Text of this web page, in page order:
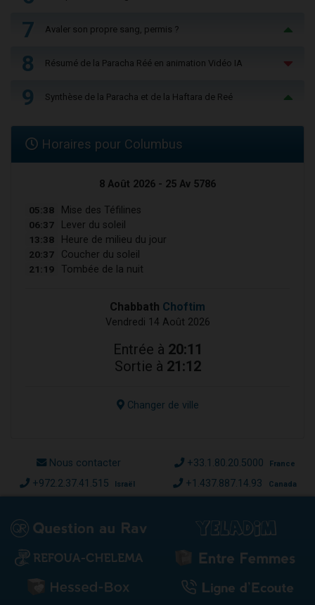
7 Avaler son propre sang, permis ?
8 Résumé de la Paracha Réé en animation Vidéo IA
9 Synthèse de la Paracha et de la Haftara de Reé
Horaires pour Columbus
8 Août 2026 - 25 Av 5786
05:38 Mise des Téfilines
06:37 Lever du soleil
13:38 Heure de milieu du jour
20:37 Coucher du soleil
21:19 Tombée de la nuit
Chabbath Choftim
Vendredi 14 Août 2026
Entrée à 20:11
Sortie à 21:12
Changer de ville
Nous contacter +33.1.80.20.5000 France
+972.2.37.41.515 Israël +1.437.887.14.93 Canada